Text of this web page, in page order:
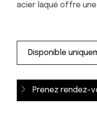
acier laqué offre
Prenez rendez-